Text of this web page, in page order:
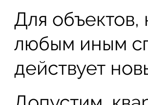
Для
любым иным
действует